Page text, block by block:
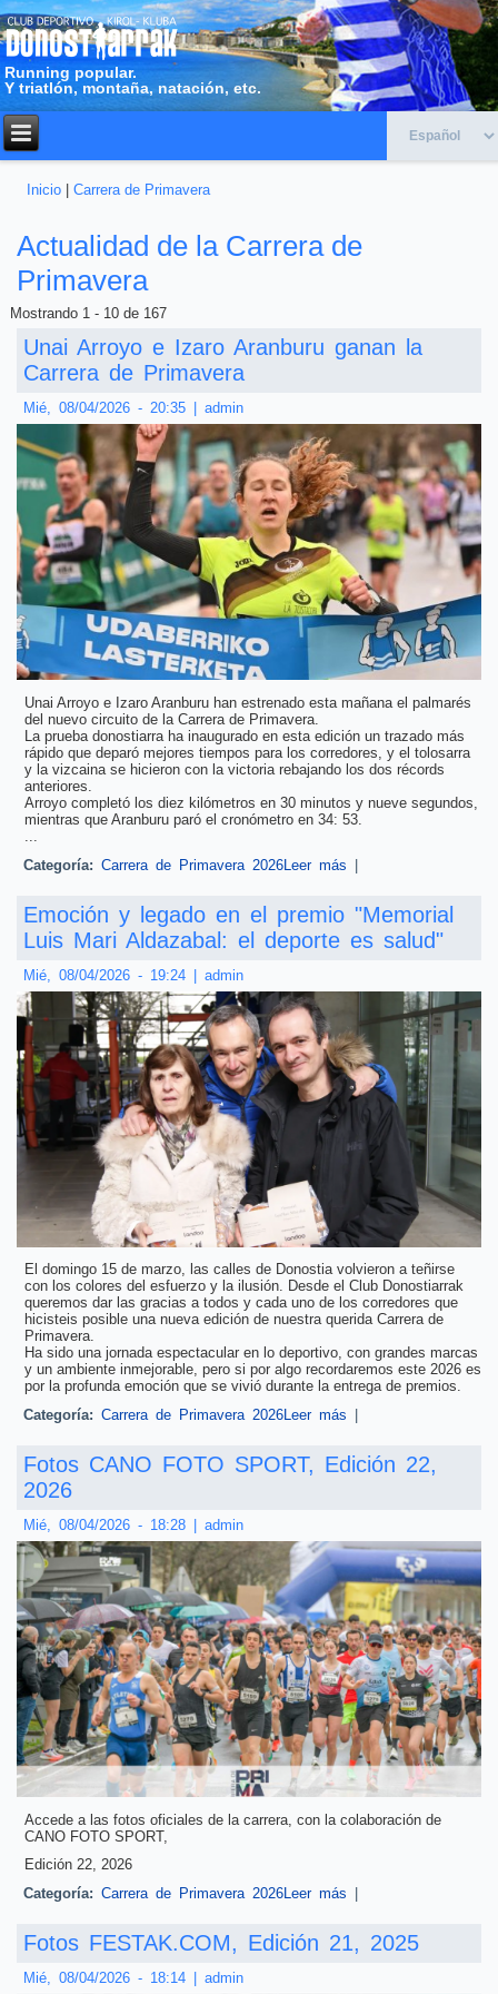
Running popular.
Y triatlón, montaña, natación, etc.
Usted está aquí
Inicio |Carrera de Primavera
Actualidad de la Carrera de
Primavera
Mostrando 1 - 10 de 167
Unai Arroyo e Izaro Aranburu ganan la
Carrera de Primavera
Mié, 08/04/2026 - 20:35| admin
Unai Arroyo e Izaro Aranburu han estrenado esta mañana el palmarés
del nuevo circuito de la Carrera de Primavera.
La prueba donostiarra ha inaugurado en esta edición un trazado más
rápido que deparó mejores tiempos para los corredores, y el tolosarra
y la vizcaina se hicieron con la victoria rebajando los dos récords
anteriores.
Arroyo completó los diez kilómetros en 30 minutos y nueve segundos,
mientras que Aranburu paró el cronómetro en 34: 53.
Leer más sobre Unai Arroyo e
Primavera
|
Categoría: Carrera de Primavera 2026
Emoción y legado en el premio "Memorial
Luis Mari Aldazabal: el deporte es salud"
Mié, 08/04/2026 - 19:24| admin
El domingo 15 de marzo, las calles de Donostia volvieron a teñirse
con los colores del esfuerzo y la ilusión. Desde el Club Donostiarrak
queremos dar las gracias a todos y cada uno de los corredores que
hicisteis posible una nueva edición de nuestra querida Carrera de
Primavera.
Ha sido una jornada espectacular en lo deportivo, con grandes marcas
y un ambiente inmejorable, pero si por algo recordaremos este 2026 es
por la profunda emoción que se vivió durante la entrega de premios.
Leer más
Aldazabal: el deporte
Categoría: Carrera de Primavera 2026
Fotos CANO FOTO SPORT, Edición 22,
2026
Mié, 08/04/2026 - 18:28| admin
Accede a las fotos oficiales de la carrera, con la colaboración de
CANO FOTO SPORT,
Edición 22, 2026
Leer más sobre Fotos CANO
|
Categoría: Carrera de Primavera 2026
Fotos FESTAK.COM, Edición 21, 2025
Mié, 08/04/2026 - 18:14| admin